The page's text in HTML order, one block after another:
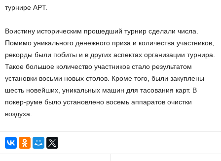
турнире APT.
Воистину историческим прошедший турнир сделали числа.
Помимо уникального денежного приза и количества участников,
рекорды были побиты и в других аспектах организации турнира.
Такое большое количество участников стало результатом
установки восьми новых столов. Кроме того, были закуплены
шесть новейших, уникальных машин для тасования карт. В
покер-руме было установлено восемь аппаратов очистки
воздуха.